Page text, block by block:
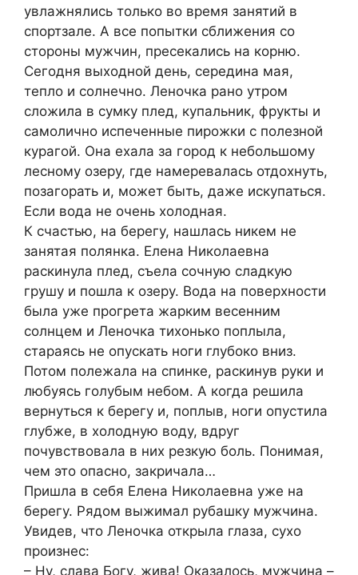
увлажнялись только во время занятий в
спортзале. А все попытки сближения со
стороны мужчин, пресекались на корню.
Сегодня выходной день, середина мая,
тепло и солнечно. Леночка рано утром
сложила в сумку плед, купальник, фрукты и
самолично испеченные пирожки с полезной
курагой. Она ехала за город к небольшому
лесному озеру, где намеревалась отдохнуть,
позагорать и, может быть, даже искупаться.
Если вода не очень холодная.
К счастью, на берегу, нашлась никем не
занятая полянка. Елена Николаевна
раскинула плед, съела сочную сладкую
грушу и пошла к озеру. Вода на поверхности
была уже прогрета жарким весенним
солнцем и Леночка тихонько поплыла,
стараясь не опускать ноги глубоко вниз.
Потом полежала на спинке, раскинув руки и
любуясь голубым небом. А когда решила
вернуться к берегу и, поплыв, ноги опустила
глубже, в холодную воду, вдруг
почувствовала в них резкую боль. Понимая,
чем это опасно, закричала…
Пришла в себя Елена Николаевна уже на
берегу. Рядом выжимал рубашку мужчина.
Увидев, что Леночка открыла глаза, сухо
произнес:
– Ну, слава Богу, жива! Оказалось, мужчина –